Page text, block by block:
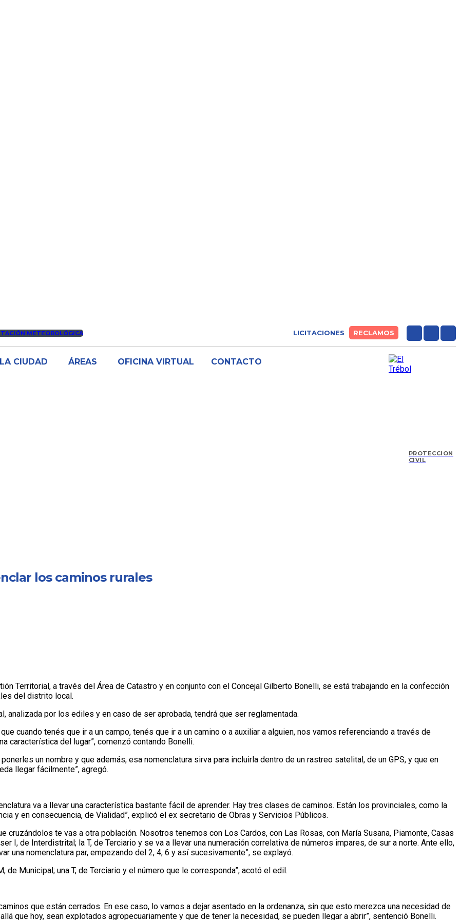
METEOROLÓGICA LICITACIONES RECLAMOS
LA CIUDAD ÁREAS OFICINA VIRTUAL CONTACTO
PROTECCIÓN
CIVIL
los caminos rurales
Territorial, a través del Área de Catastro y en conjunto con el Concejal Gilberto Bonelli, se está trabajando en la confección
del distrito local.
analizada por los ediles y en caso de ser aprobada, tendrá que ser reglamentada.
cuando tenés que ir a un campo, tenés que ir a un camino o a auxiliar a alguien, nos vamos referenciando a través de
característica del lugar”, comenzó contando Bonelli.
un nombre y que además, esa nomenclatura sirva para incluirla dentro de un rastreo satelital, de un GPS, y que en
llegar fácilmente”, agregó.
va a llevar una característica bastante fácil de aprender. Hay tres clases de caminos. Están los provinciales, como la
y en consecuencia, de Vialidad”, explicó el ex secretario de Obras y Servicios Públicos.
te vas a otra población. Nosotros tenemos con Los Cardos, con Las Rosas, con María Susana, Piamonte, Casas
I, de Interdistrital; la T, de Terciario y se va a llevar una numeración correlativa de números impares, de sur a norte. Ante ello,
una nomenclatura par, empezando del 2, 4, 6 y así sucesivamente”, se explayó.
Municipal; una T, de Terciario y el número que le corresponda”, acotó el edil.
que están cerrados. En ese caso, lo vamos a dejar asentado en la ordenanza, sin que esto merezca una necesidad de
que hoy, sean explotados agropecuariamente y que de tener la necesidad, se pueden llegar a abrir”, sentenció Bonelli.